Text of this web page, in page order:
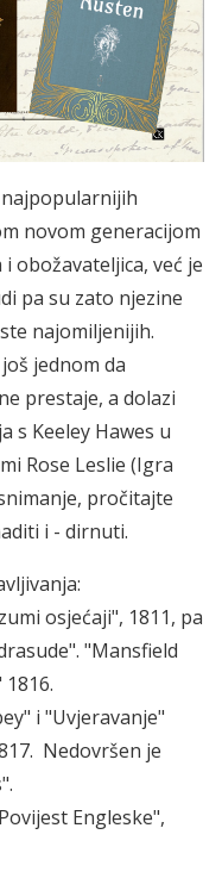
najpopularnijih
novom generacijom
obožavateljica, već je
pa su zato njezine
najomiljenijih.
jednom da
prestaje, a dolazi
s Keeley Hawes u
Rose Leslie (Igra
pročitajte
i - dirnuti.
osjećaji", 1811, pa
"Mansfield
i "Uvjeravanje"
Nedovršen je
Engleske",